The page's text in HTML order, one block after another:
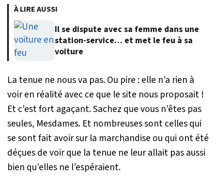
À LIRE AUSSI
Il se dispute avec sa femme dans une
station-service… et met le feu à sa
voiture
La tenue ne nous va pas. Ou pire : elle n’a rien à
voir en réalité avec ce que le site nous proposait !
Et c’est fort agaçant. Sachez que vous n’êtes pas
seules, Mesdames. Et nombreuses sont celles qui
se sont fait avoir sur la marchandise ou qui ont été
déçues de voir que la tenue ne leur allait pas aussi
bien qu’elles ne l’espéraient.